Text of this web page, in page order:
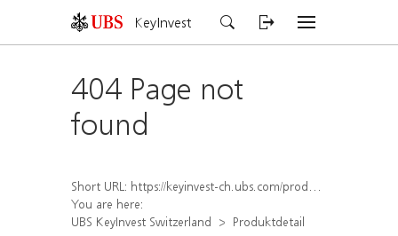
KeyInvest
404 Page not
found
Short URL: https://keyinvest-ch.ubs.com/produkt/detail/index/isin/CH1582453895
You are here:
UBS KeyInvest Switzerland
Produktdetail